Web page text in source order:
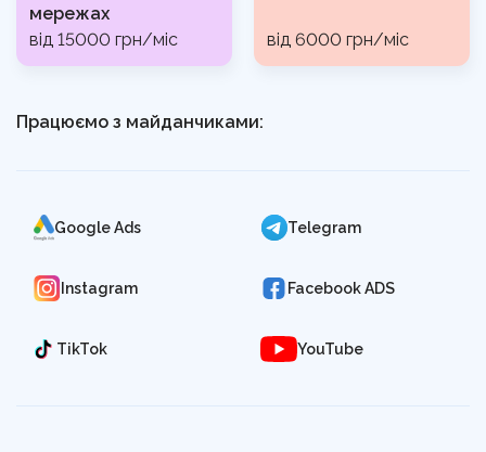
мережах
від 15000 грн/міс
від 6000 грн/міс
Працюємо з майданчиками:
Google Ads Telegram
Instagram Facebook ADS
TikTok YouTube